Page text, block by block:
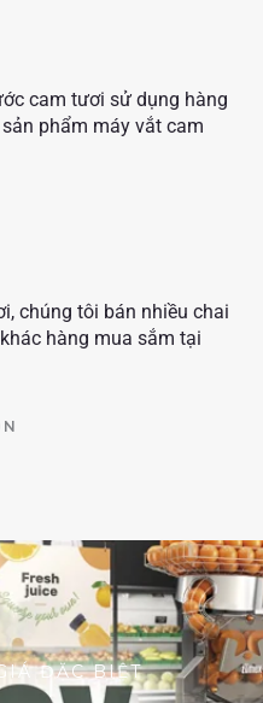
cam tươi sử dụng hàng
phẩm máy vắt cam
chúng tôi bán nhiều chai
hàng mua sắm tại
ĐẶC BIỆT